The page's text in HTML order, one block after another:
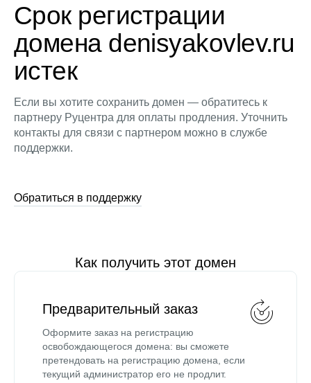
Срок регистрации
домена denisyakovlev.ru
истек
Если вы хотите сохранить домен — обратитесь к
партнеру Руцентра для оплаты продления. Уточнить
контакты для связи с партнером можно в службе
поддержки.
Обратиться в поддержку
Как получить этот домен
Предварительный заказ
Оформите заказ на регистрацию
освобождающегося домена: вы сможете
претендовать на регистрацию домена, если
текущий администратор его не продлит.